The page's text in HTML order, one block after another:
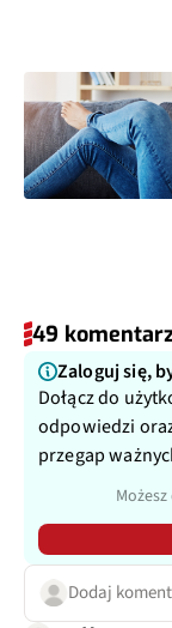
49
Zaloguj się,
Dołącz do
odpowiedzi
przegap
Dodaj